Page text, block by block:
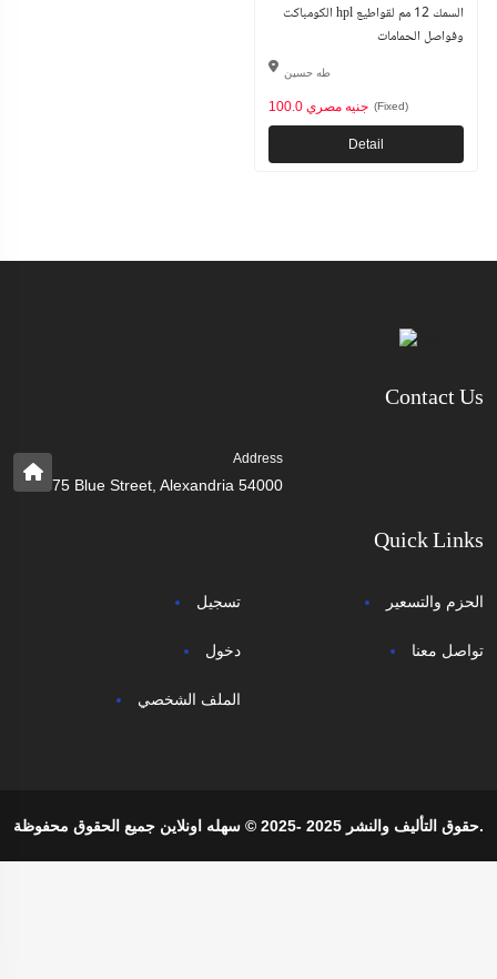
الكومباكت hpl السمك 12 مم لقواطيع
وفواصل الحمامات
طه حسين
100.0 جنيه مصري (Fixed)
Detail
Contact Us
Address
75 Blue Street, Alexandria 54000
Quick Links
تسجيل
دخول
الملف الشخصي
الحزم والتسعير
تواصل معنا
حقوق التأليف والنشر 2025 -2025 © سهله اونلاين جميع الحقوق محفوظة.